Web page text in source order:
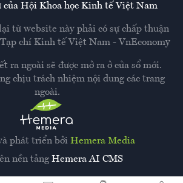
phát triển bởi Hemera Media
nền tảng Hemera AI CMS
của Hội Khoa học Kinh tế Việt Nam
từ website này phải có sự chấp thuận
Tạp chí Kinh tế Việt Nam - VnEconomy
ra ngoài sẽ được mở ra ở cửa sổ mới.
chịu trách nhiệm nội dung các trang
ngoài.